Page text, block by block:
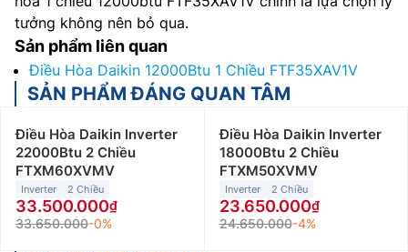
tưởng không nên bỏ qua.
Sản phẩm liên quan
Điều Hòa Daikin 12000Btu 1 Chiều FTF35XAV1V
SẢN PHẨM ĐÁNG QUAN TÂM
Điều Hòa Daikin Inverter
22000Btu 2 Chiều
FTXM60XVMV
Inverter 2 Chiều
33.500.000
33.650.000-0%
Điều Hòa Daikin Inverter
18000Btu 2 Chiều
FTXM50XVMV
Inverter 2 Chiều
23.650.000
24.650.000-4%